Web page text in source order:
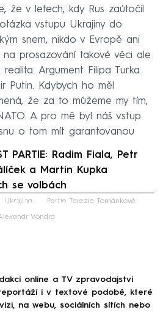
že v letech, kdy Rus zaútočil
vstupu Ukrajiny do
snem, nikdo v Evropě ani
prosazování takové věci ale
Argument Filipa Turka
Putin. Kdybych ho měl
že za to můžeme my tím,
A pro mě byl náš vstup
o tom mít garantovanou
PARTIE: Radim Fiala, Petr
a Martin Kupka
se volbách
to fetch
Ukrajina Partie Terezie Tománkové
Vondra
online a TV zpravodajství
i v textové podobě, které
na webu, sociálních sítích nebo